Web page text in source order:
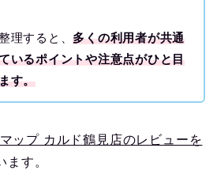
理すると、多くの利用者が共通
いるポイントや注意点がひと目
す。
ップ カルド鶴見店のレビューを
ます。